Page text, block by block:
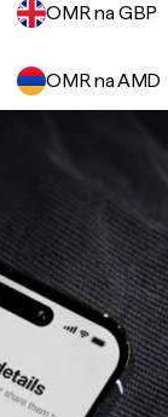
OMR na GBP
OMR na AMD